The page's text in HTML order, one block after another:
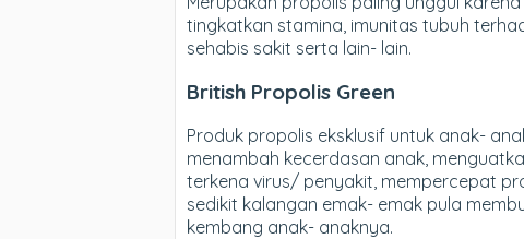
tingkatkan stamina, imunitas tubuh
sehabis sakit serta lain- lain.
British Propolis Green
Produk propolis eksklusif untuk anak-
menambah kecerdasan anak,
terkena virus/ penyakit, mempercepat
sedikit kalangan emak- emak pula
kembang anak- anaknya.